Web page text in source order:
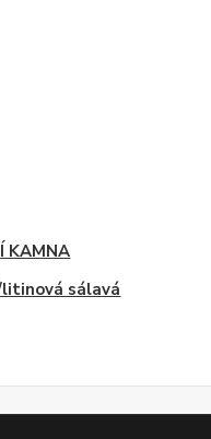
KAMNA
sálavá